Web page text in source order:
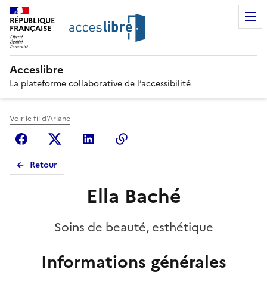
RÉPUBLIQUE
FRANÇAISE
Acceslibre
La plateforme collaborative de l’accessibilité
Voir le fil d'Ariane
FacebookX (anciennement Twitter)
Linkedin
Retour
Ella Baché
Soins de beauté, esthétique
Informations générales